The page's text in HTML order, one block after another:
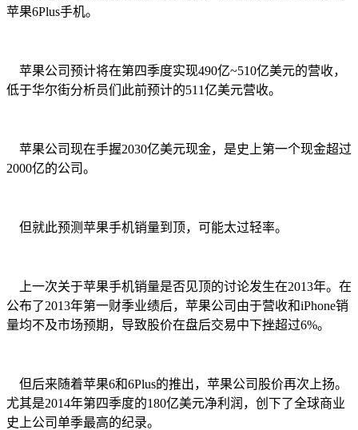
苹果6Plus手机。
苹果公司预计将在第四季度实现490亿~510亿美元的营收，
低于华尔街分析员们此前预计的511亿美元营收。
苹果公司现在手握2030亿美元现金，是史上第一个现金超过
2000亿的公司。
但就此预测苹果手机销量到顶，可能太过轻率。
上一次关于苹果手机销量是否见顶的讨论发生在2013年。在
公布了2013年第一财季业绩后，苹果公司由于营收和iPhone销
量均不及市场预期，导致股价在盘后交易中下挫超过6%。
但后来随着苹果6和6Plus的推出，苹果公司股价再次上扬。
尤其是2014年第四季度的180亿美元净利润，创下了全球商业
史上公司单季最高的纪录。